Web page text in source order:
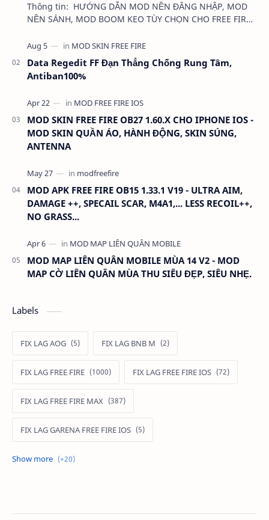
Thông tin: HƯỚNG DẪN MOD NỀN ĐĂNG NHẬP, MOD
NỀN SẢNH, MOD BOOM KEO TÙY CHỌN CHO FREE FIRE
Data Regedit FF Đạn Thẳng Chống Rung Tâm,
Antiban100%
MOD SKIN FREE FIRE OB27 1.60.X CHO IPHONE IOS -
MOD SKIN QUẦN ÁO, HÀNH ĐỘNG, SKIN SÚNG,
ANTENNA
MOD APK FREE FIRE OB15 1.33.1 V19 - ULTRA AIM,
DAMAGE ++, SPECAIL SCAR, M4A1,... LESS RECOIL++,
NO GRASS...
MOD MAP LIÊN QUÂN MOBILE MÙA 14 V2 - MOD
MAP CỜ LIÊN QUÂN MÙA THU SIÊU ĐẸP, SIÊU NHẸ.
Labels
FIX LAG AOG FIX LAG BNB M
FIX LAG FREE FIRE FIX LAG FREE FIRE IOS
FIX LAG FREE FIRE MAX
FIX LAG GARENA FREE FIRE IOS
FIX LAG LIÊN QUÂN MOBILE
MOD APK FREE FIRE MOD DATA FREE FIRE